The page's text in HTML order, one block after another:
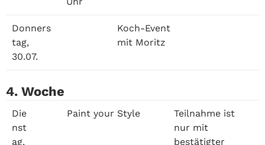
Donners
tag,
30.07.
Koch-Event
mit Moritz
4. Woche
Die
nst
ag,
Paint your Style
Teilnahme ist
nur mit
bestätigter